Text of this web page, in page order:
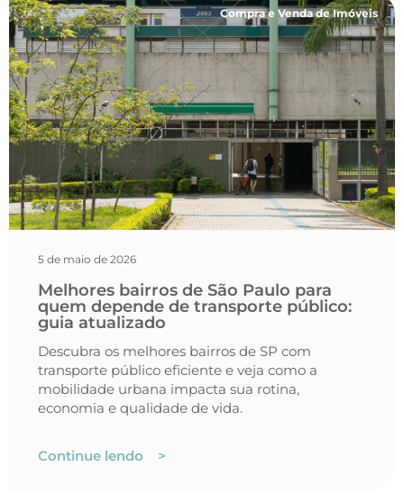
Compra e Venda de Imóveis
5 de maio de 2026
Melhores bairros de São Paulo para
quem depende de transporte público:
guia atualizado
Descubra os melhores bairros de SP com
transporte público eficiente e veja como a
mobilidade urbana impacta sua rotina,
economia e qualidade de vida.
Continue lendo >